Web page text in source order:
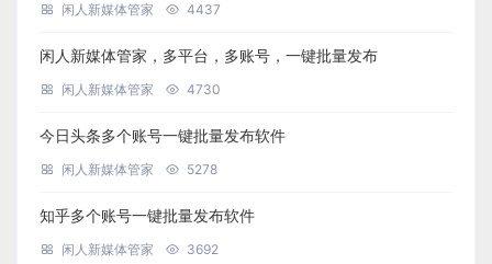
闲人新媒体管家 4437
闲人新媒体管家，多平台，多账号，一键批量发布
闲人新媒体管家 4730
今日头条多个账号一键批量发布软件
闲人新媒体管家 5278
知乎多个账号一键批量发布软件
闲人新媒体管家 3692